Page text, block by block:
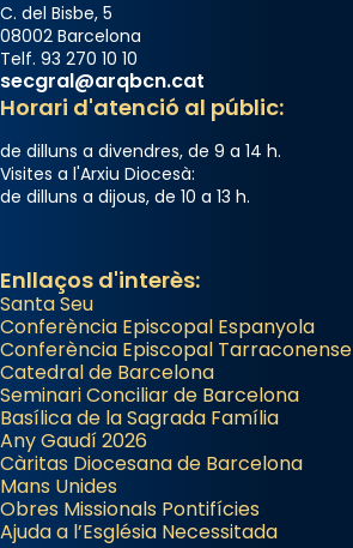
C. del Bisbe, 5
08002 Barcelona
Telf. 93 270 10 10
secgral@arqbcn.cat
Horari d'atenció al públic:
de dilluns a divendres, de 9 a 14 h.
Visites a l'Arxiu Diocesà:
de dilluns a dijous, de 10 a 13 h.
Enllaços d'interès:
Santa Seu
Conferència Episcopal Espanyola
Conferència Episcopal Tarraconense
Catedral de Barcelona
Seminari Conciliar de Barcelona
Basílica de la Sagrada Família
Any Gaudí 2026
Càritas Diocesana de Barcelona
Mans Unides
Obres Missionals Pontifícies
Ajuda a l’Església Necessitada